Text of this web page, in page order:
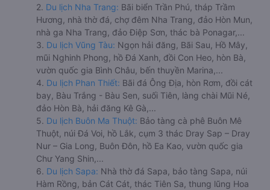
2. Du lịch Nha Trang: Bãi biển Trần Phú, tháp Trầm
Hương, nhà thờ đá, chợ đêm Nha Trang, đảo Hòn Mun,
nhà ga Nha Trang, đảo Điệp Sơn, thác bà Ponagar,...
3. Du lịch Vũng Tàu: Ngọn hải đăng, Bãi Sau, Hồ Mây,
mũi Nghinh Phong, hồ Đá Xanh, đồi Con Heo, hòn Bà,
vườn quốc gia Bình Châu, bến thuyền Marina,...
4. Du lịch Phan Thiết: Bãi đá Ông Địa, hòn Rơm, đồi cát
bay, Bàu Trắng - Bàu Sen, suối Tiên, làng chài Mũi Né,
đảo Hòn Bà, hải đăng Kê Gà,...
5. Du lịch Buôn Ma Thuột: Bảo tàng cà phê Buôn Mê
Thuột, núi Đá Voi, hồ Lắk, cụm 3 thác Dray Sap – Dray
Nur – Gia Long, Buôn Đôn, hồ Ea Kao, vườn quốc gia
Chư Yang Shin,...
6. Du lịch Sapa: Nhà thờ đá Sapa, bảo tàng Sapa, núi
Hàm Rồng, bản Cát Cát, thác Tiên Sa, thung lũng Hoa